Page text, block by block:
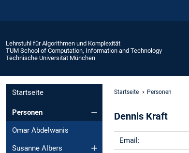
Lehrstuhl für Algorithmen und Komplexität
TUM School of Computation, Information and Technology
Technische Universität München
Startseite
Personen
Omar Abdelwanis
Susanne Albers
Startseite Personen
Dennis Kraft
Email: